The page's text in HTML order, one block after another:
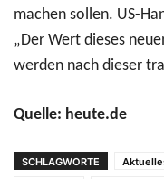
machen sollen. US-
„Der Wert dieses
werden nach dieser
Quelle: heute.de
SCHLAGWORTE